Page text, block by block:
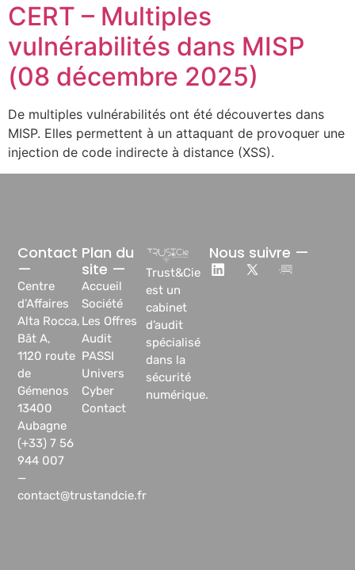
CERT – Multiples
vulnérabilités dans MISP
(08 décembre 2025)
De multiples vulnérabilités ont été découvertes dans
MISP. Elles permettent à un attaquant de provoquer une
injection de code indirecte à distance (XSS).
Trust&Cie
est un
cabinet
d’audit
spécialisé
dans la
sécurité
numérique.
Plan du
site —
Accueil
Société
Les Offres
Audit
PASSI
Univers
Cyber
Contact
Contact
—
Centre
d’Affaires
Alta Rocca,
Bât A,
1120 route
de
Gémenos
13400
Aubagne
(+33) 7 56
944 007
—
contact@trustandcie.fr
Nous suivre —